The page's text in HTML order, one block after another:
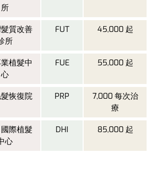
所
質改善
所
FUT 45,000 起
植髮中
心
FUE 55,000 起
恢復院 PRP
7,000 每次治
療
際植髮
心
DHI 85,000 起